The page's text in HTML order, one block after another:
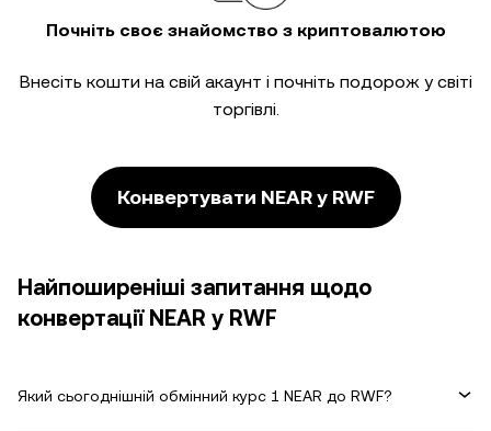
Почніть своє знайомство з криптовалютою
Внесіть кошти на свій акаунт і почніть подорож у світі
торгівлі.
Конвертувати NEAR у RWF
Найпоширеніші запитання щодо
конвертації NEAR у RWF
Який сьогоднішній обмінний курс 1 NEAR до RWF?